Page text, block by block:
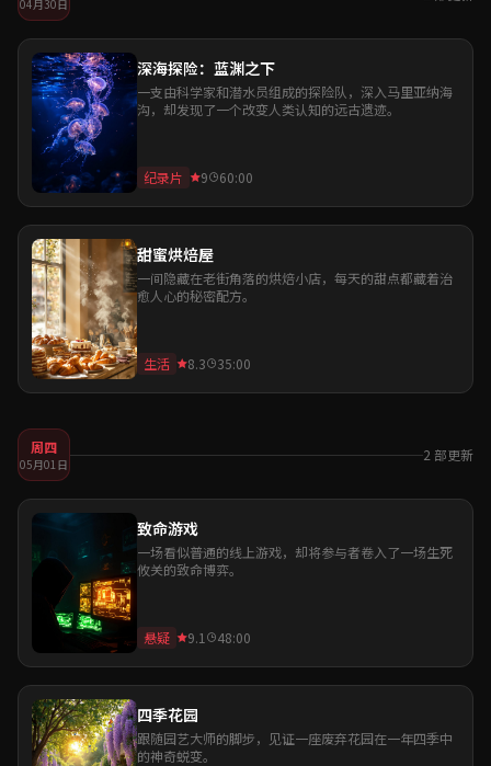
04月30日
深海探险：蓝渊之下
一支由科学家和潜水员组成的探险队，深入马里亚纳海
沟，却发现了一个改变人类认知的远古遗迹。
纪录片 9 60:00
甜蜜烘焙屋
一间隐藏在老街角落的烘焙小店，每天的甜点都藏着治
愈人心的秘密配方。
生活 8.3 35:00
周四
05月01日 2 部更新
致命游戏
一场看似普通的线上游戏，却将参与者卷入了一场生死
攸关的致命博弈。
悬疑 9.1 48:00
四季花园
跟随园艺大师的脚步，见证一座废弃花园在一年四季中
的神奇蜕变。